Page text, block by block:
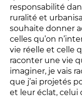
Le Lab'Oratoire
À Voix haute ·
LES
Lettres à... [8 e
Les Spectacles
responsabilité
ruralité et
souhaite donner
celles qu’on
vie réelle et celle
raconter une vie
imaginer, je vais
que j’ai projetés
et leur éclat, celui